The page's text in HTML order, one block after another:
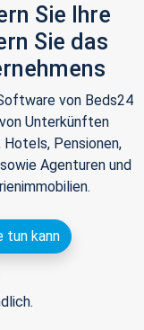
Sie Ihre
Sie das
von Beds24
Unterkünften
Pensionen,
Agenturen und
tun kann